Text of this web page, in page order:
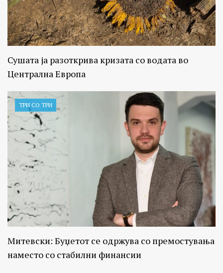
Сушата ја разоткрива кризата со водата во
Централна Европа
ТРИ СО ТРИ
Митевски: Буџетот се одржува со премостувања
наместо со стабилни финансии